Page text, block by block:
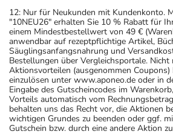
12: Nur für Neukunden mit Kundenkonto.
"10NEU26" erhalten Sie 10 % Rabatt für
einem Mindestbestellwert von 49 €
anwendbar auf rezeptpflichtige Artikel,
Säuglingsanfangsnahrung und
Bestellungen über Vergleichsportale. Nicht
Aktionsvorteilen (ausgenommen
einzulösen unter www.aponeo.de oder in
Eingabe des Gutscheincodes im
Vorteils automatisch vom
behalten uns das Recht vor, die Aktionen
wichtigen Grundes zu beenden oder ggf.
Gutschein bzw. durch eine andere Aktion